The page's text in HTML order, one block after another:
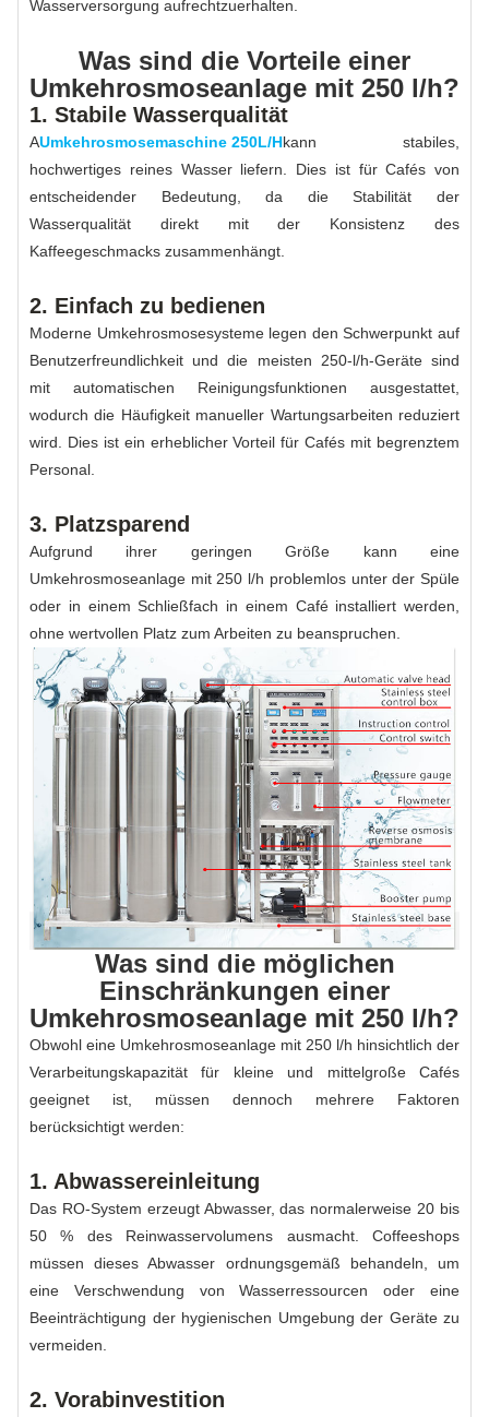
Wasserversorgung aufrechtzuerhalten.
Was sind die Vorteile einer
Umkehrosmoseanlage mit 250 l/h?
1. Stabile Wasserqualität
AUmkehrosmosemaschine 250L/Hkann stabiles,
hochwertiges reines Wasser liefern. Dies ist für Cafés von
entscheidender Bedeutung, da die Stabilität der
Wasserqualität direkt mit der Konsistenz des
Kaffeegeschmacks zusammenhängt.
2. Einfach zu bedienen
Moderne Umkehrosmosesysteme legen den Schwerpunkt auf
Benutzerfreundlichkeit und die meisten 250-l/h-Geräte sind
mit automatischen Reinigungsfunktionen ausgestattet,
wodurch die Häufigkeit manueller Wartungsarbeiten reduziert
wird. Dies ist ein erheblicher Vorteil für Cafés mit begrenztem
Personal.
3. Platzsparend
Aufgrund ihrer geringen Größe kann eine
Umkehrosmoseanlage mit 250 l/h problemlos unter der Spüle
oder in einem Schließfach in einem Café installiert werden,
ohne wertvollen Platz zum Arbeiten zu beanspruchen.
Was sind die möglichen
Einschränkungen einer
Umkehrosmoseanlage mit 250 l/h?
Obwohl eine Umkehrosmoseanlage mit 250 l/h hinsichtlich der
Verarbeitungskapazität für kleine und mittelgroße Cafés
geeignet ist, müssen dennoch mehrere Faktoren
berücksichtigt werden:
1. Abwassereinleitung
Das RO-System erzeugt Abwasser, das normalerweise 20 bis
50 % des Reinwasservolumens ausmacht. Coffeeshops
müssen dieses Abwasser ordnungsgemäß behandeln, um
eine Verschwendung von Wasserressourcen oder eine
Beeinträchtigung der hygienischen Umgebung der Geräte zu
vermeiden.
2. Vorabinvestition